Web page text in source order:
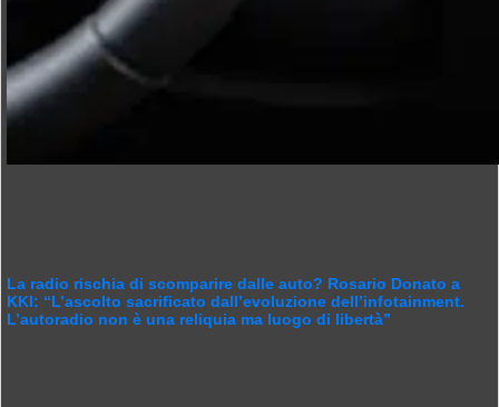
La radio rischia di scomparire dalle auto? Rosario Donato a
KKI: “L’ascolto sacrificato dall’evoluzione dell’infotainment.
L’autoradio non è una reliquia ma luogo di libertà”